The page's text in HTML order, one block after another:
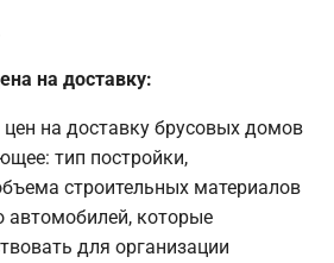
на доставку:
на доставку брусовых домов
тип постройки,
строительных материалов
автомобилей, которые
для организации